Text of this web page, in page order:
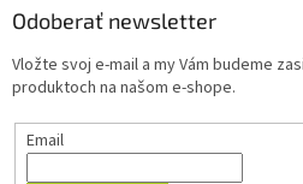
Odoberať newsletter
Vložte svoj e-mail a my Vám budeme
produktoch na našom e-shope.
Email